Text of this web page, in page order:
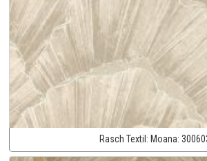
Rasch Textil: Moana: